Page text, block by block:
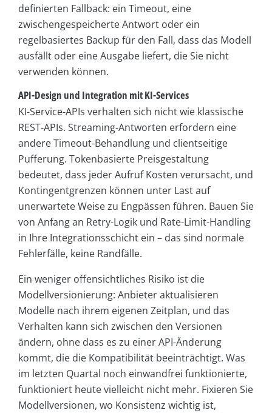
definierten Fallback: ein Timeout, eine
zwischengespeicherte Antwort oder ein
regelbasiertes Backup für den Fall, dass das Modell
ausfällt oder eine Ausgabe liefert, die Sie nicht
verwenden können.
API-Design und Integration mit KI-Services
KI-Service-APIs verhalten sich nicht wie klassische
REST-APIs. Streaming-Antworten erfordern eine
andere Timeout-Behandlung und clientseitige
Pufferung. Tokenbasierte Preisgestaltung
bedeutet, dass jeder Aufruf Kosten verursacht, und
Kontingentgrenzen können unter Last auf
unerwartete Weise zu Engpässen führen. Bauen Sie
von Anfang an Retry-Logik und Rate-Limit-Handling
in Ihre Integrationsschicht ein – das sind normale
Fehlerfälle, keine Randfälle.
Ein weniger offensichtliches Risiko ist die
Modellversionierung: Anbieter aktualisieren
Modelle nach ihrem eigenen Zeitplan, und das
Verhalten kann sich zwischen den Versionen
ändern, ohne dass es zu einer API-Änderung
kommt, die die Kompatibilität beeinträchtigt. Was
im letzten Quartal noch einwandfrei funktionierte,
funktioniert heute vielleicht nicht mehr. Fixieren Sie
Modellversionen, wo Konsistenz wichtig ist,